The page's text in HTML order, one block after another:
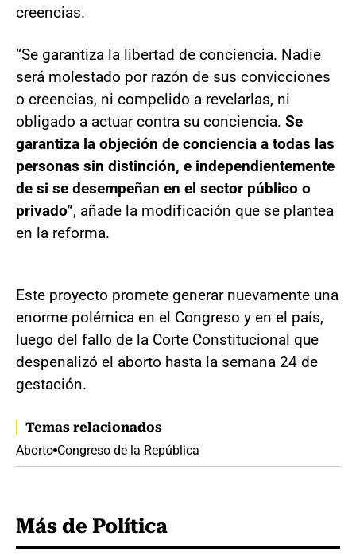
creencias.
“Se garantiza la libertad de conciencia. Nadie
será molestado por razón de sus convicciones
o creencias, ni compelido a revelarlas, ni
obligado a actuar contra su conciencia. Se
garantiza la objeción de conciencia a todas las
personas sin distinción, e independientemente
de si se desempeñan en el sector público o
privado”, añade la modificación que se plantea
en la reforma.
Este proyecto promete generar nuevamente una
enorme polémica en el Congreso y en el país,
luego del fallo de la Corte Constitucional que
despenalizó el aborto hasta la semana 24 de
gestación.
Temas relacionados
Aborto Congreso de la República
Más de Política